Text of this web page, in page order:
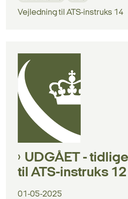
Vejledning til ATS-instruks 14
UDGÅET -
til ATS-instruks 12
01-05-2025